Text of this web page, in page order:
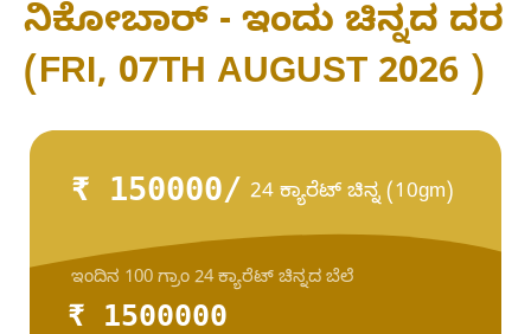
ನಿಕೋಬಾರ್ - ಇಂದು ಚಿನ್ನದ ದರ
(FRI, 07TH AUGUST 2026 )
₹ 150000/ 24 ಕ್ಯಾರೆಟ್ ಚಿನ್ನ (10gm)
₹ 1500000
ಇಂದಿನ 100 ಗ್ರಾಂ 24 ಕ್ಯಾರೆಟ್ ಚಿನ್ನದ ಬೆಲೆ